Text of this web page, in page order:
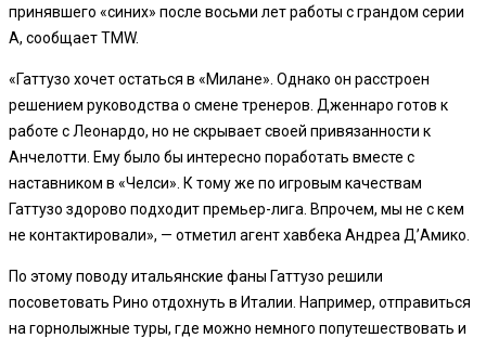
принявшего «синих» после восьми лет работы с грандом серии
А, сообщает TMW.
«Гаттузо хочет остаться в «Милане». Однако он расстроен
решением руководства о смене тренеров. Дженнаро готов к
работе с Леонардо, но не скрывает своей привязанности к
Анчелотти. Ему было бы интересно поработать вместе с
наставником в «Челси». К тому же по игровым качествам
Гаттузо здорово подходит премьер-лига. Впрочем, мы не с кем
не контактировали», — отметил агент хавбека Андреа Д’Амико.
По этому поводу итальянские фаны Гаттузо решили
посоветовать Рино отдохнуть в Италии. Например, отправиться
на горнолыжные туры, где можно немного попутешествовать и